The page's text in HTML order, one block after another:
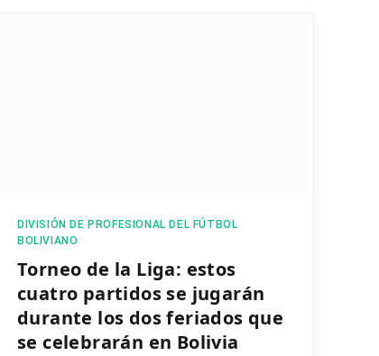
DIVISIÓN DE PROFESIONAL DEL FÚTBOL
BOLIVIANO
Torneo de la Liga: estos
cuatro partidos se jugarán
durante los dos feriados que
se celebrarán en Bolivia